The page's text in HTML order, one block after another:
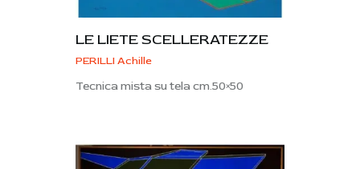
LE LIETE SCELLERATEZZE
PERILLI Achille
Tecnica mista su tela cm.50×50